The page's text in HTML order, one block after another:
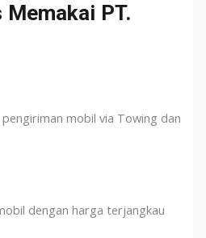
Memakai PT.
mobil via Towing dan
dengan harga terjangkau